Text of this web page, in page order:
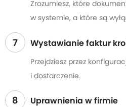
Zrozumiesz, które
w systemie, a które są
7 Wystawianie faktur
Przejdziesz przez
i dostarczenie.
8 Uprawnienia w firmie